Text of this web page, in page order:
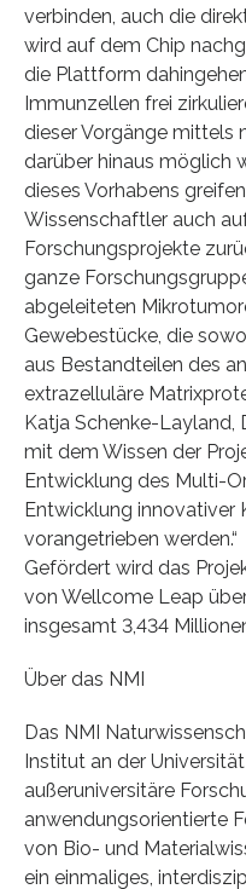
verbinden, auch die
wird auf dem Chip
die Plattform
Immunzellen frei
dieser Vorgänge mittels
darüber hinaus möglich
dieses Vorhabens
Wissenschaftler auch
Forschungsprojekte
ganze
abgeleiteten
Gewebestücke, die
aus Bestandteilen des
extrazelluläre
Katja Schenke-Layland,
mit dem Wissen der
Entwicklung des Multi-
Entwicklung innovativer
vorangetrieben werden.“
Gefördert wird das
von Wellcome Leap
insgesamt 3,434
Über das NMI
Das NMI
Institut an der
außeruniversitäre
anwendungsorientierte
von Bio- und
ein einmaliges,